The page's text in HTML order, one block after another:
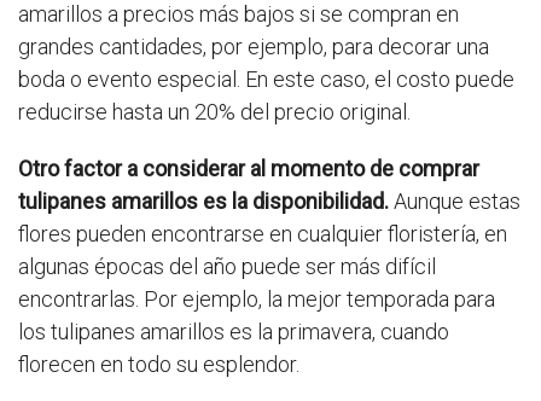
amarillos a precios más bajos si se compran en
grandes cantidades, por ejemplo, para decorar una
boda o evento especial. En este caso, el costo puede
reducirse hasta un 20% del precio original.
Otro factor a considerar al momento de comprar
tulipanes amarillos es la disponibilidad.Aunque estas
flores pueden encontrarse en cualquier floristería, en
algunas épocas del año puede ser más difícil
encontrarlas. Por ejemplo, la mejor temporada para
los tulipanes amarillos es la primavera, cuando
florecen en todo su esplendor.